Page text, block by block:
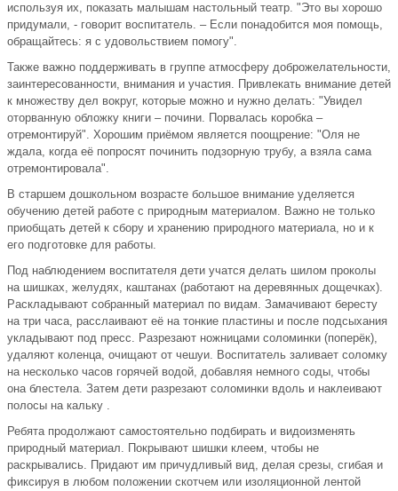
используя их, показать малышам настольный театр. "Это вы хорошо
придумали, - говорит воспитатель. – Если понадобится моя помощь,
обращайтесь: я с удовольствием помогу".
Также важно поддерживать в группе атмосферу доброжелательности,
заинтересованности, внимания и участия. Привлекать внимание детей
к множеству дел вокруг, которые можно и нужно делать: "Увидел
оторванную обложку книги – почини. Порвалась коробка –
отремонтируй". Хорошим приёмом является поощрение: "Оля не
ждала, когда её попросят починить подзорную трубу, а взяла сама
отремонтировала".
В старшем дошкольном возрасте большое внимание уделяется
обучению детей работе с природным материалом. Важно не только
приобщать детей к сбору и хранению природного материала, но и к
его подготовке для работы.
Под наблюдением воспитателя дети учатся делать шилом проколы
на шишках, желудях, каштанах (работают на деревянных дощечках).
Раскладывают собранный материал по видам. Замачивают бересту
на три часа, расслаивают её на тонкие пластины и после подсыхания
укладывают под пресс. Разрезают ножницами соломинки (поперёк),
удаляют коленца, очищают от чешуи. Воспитатель заливает соломку
на несколько часов горячей водой, добавляя немного соды, чтобы
она блестела. Затем дети разрезают соломинки вдоль и наклеивают
полосы на кальку .
Ребята продолжают самостоятельно подбирать и видоизменять
природный материал. Покрывают шишки клеем, чтобы не
раскрывались. Придают им причудливый вид, делая срезы, сгибая и
фиксируя в любом положении скотчем или изоляционной лентой